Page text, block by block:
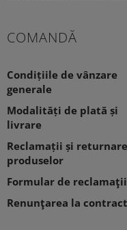
COMANDĂ
Condițiile de vânzare
generale
Modalități de plată și
livrare
Reclamații și
produselor
Formular de reclamaţii
Renunţarea la contract